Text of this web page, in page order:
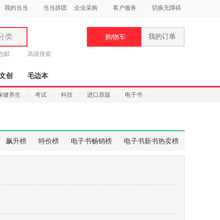
我的当当 当当拼团 企业采购 客户服务 切换无障碍
类
邮 高级搜索
购物车 我的订单
创 毛边本
健养生 考试 科技 进口原版 电子书
飙升榜 特价榜 电子书畅销榜 电子书新书热卖榜